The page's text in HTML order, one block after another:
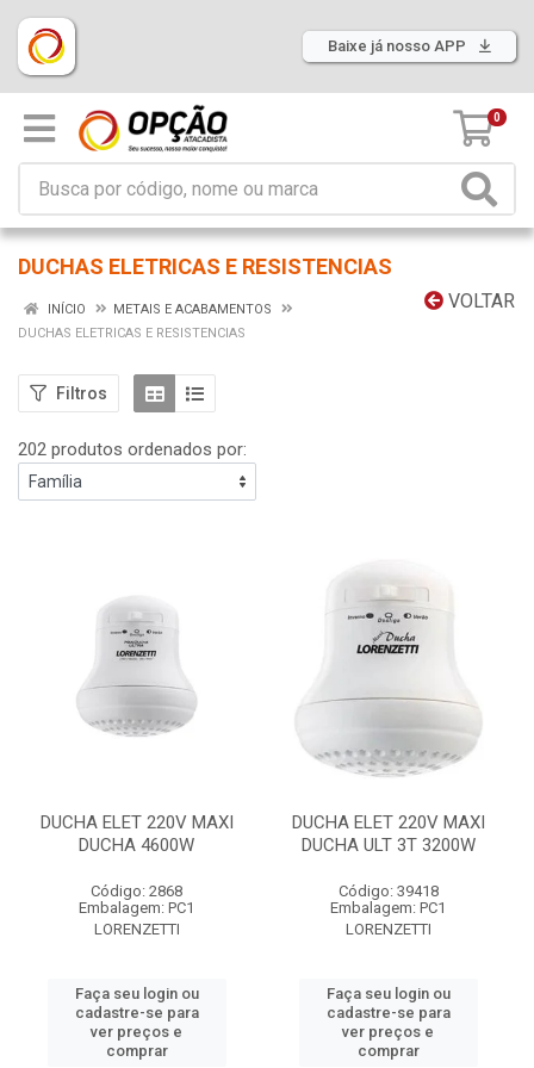
Baixe já nosso APP
0
DUCHAS ELETRICAS E RESISTENCIAS
VOLTAR
INÍCIO
METAIS E ACABAMENTOS
DUCHAS ELETRICAS E RESISTENCIAS
Filtros
202 produtos ordenados por:
DUCHA ELET 220V MAXI
DUCHA 4600W
Código: 2868
Embalagem: PC1
LORENZETTI
Faça seu login ou
cadastre-se para
ver preços e
comprar
DUCHA ELET 220V MAXI
DUCHA ULT 3T 3200W
Código: 39418
Embalagem: PC1
LORENZETTI
Faça seu login ou
cadastre-se para
ver preços e
comprar